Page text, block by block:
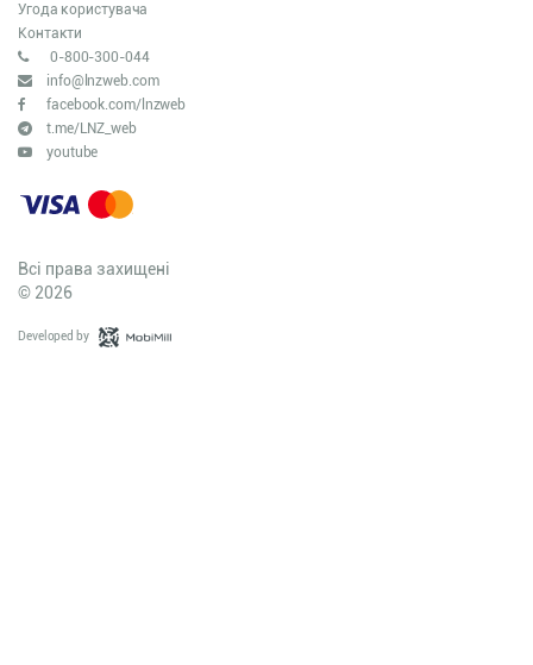
Угода користувача
Контакти
0-800-300-044
info@lnzweb.com
facebook.com/lnzweb
t.me/LNZ_web
youtube
Всі права захищені
© 2026
Developed by